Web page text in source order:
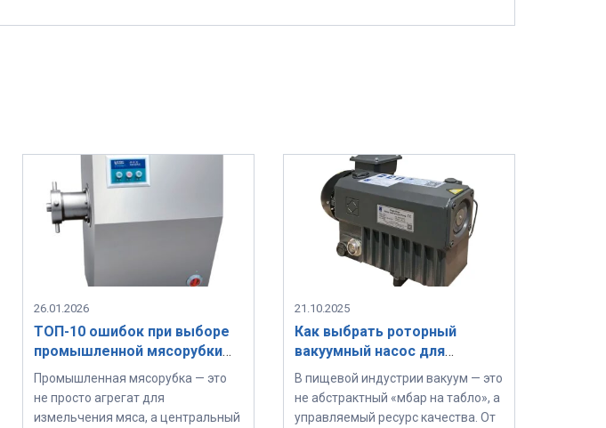
26.01.2026
ТОП-10 ошибок при выборе
промышленной мясорубки
для
мясоперерабатывающего
предприятия
Промышленная мясорубка — это
не просто агрегат для
измельчения мяса, а центральный
21.10.2025
Как выбрать роторный
вакуумный насос для
пищевой промышленности:
ключевые параметры и
ошибки при покупке
В пищевой индустрии вакуум — это
не абстрактный «мбар на табло», а
управляемый ресурс качества. От